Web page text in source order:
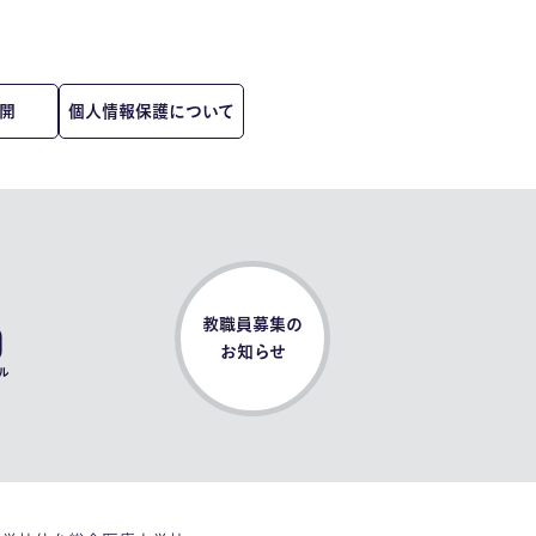
個人情報保護について
教職員募集の
お知らせ